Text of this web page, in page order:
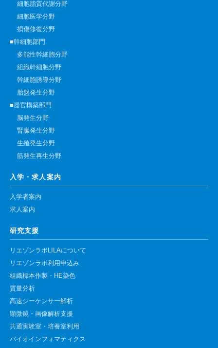
細胞脂質代謝分野
細胞医学分野
損傷修復分野
■幹細胞部門
多能性幹細胞分野
組織幹細胞分野
幹細胞誘導分野
胎盤発生分野
■器官構築部門
脳発生分野
腎臓発生分野
生殖発生分野
筋発生再生分野
入学・求人案内
入学者案内
求人案内
研究支援
リエゾンラボLILAについて
リエゾンラボ利用申込み
組織標本作製・HE染色
質量分析
高速シーケンサー解析
顕微鏡・画像解析支援
共通実験室・培養室利用
バイオインフォマティクス